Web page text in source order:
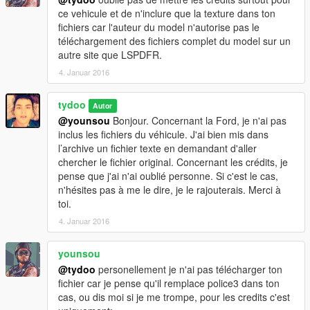
----------------------
Model : Desmond98
Texture Croix-Rouge Française : Tydoo
Texture Balisage Rouge-Jaune NIKKALITE avec Microprisme
intégré : Tydoo
Texture Microprisme uniquement : Tydoo
Sorry if I forget someone, Thanks every one !!!
ce vehicule et de n'inclure que la texture dans ton
fichiers car l'auteur du model n'autorise pas le
téléchargement des fichiers complet du model sur un
autre site que LSPDFR.
4. Januar 2016
tydoo Autor
@younsou Bonjour. Concernant la Ford, je n'ai pas
inclus les fichiers du véhicule. J'ai bien mis dans
l’archive un fichier texte en demandant d'aller
chercher le fichier original. Concernant les crédits, je
pense que j'ai n'ai oublié personne. Si c'est le cas,
n'hésites pas à me le dire, je le rajouterais. Merci à
toi.
4. Januar 2016
younsou
@tydoo personellement je n'ai pas télécharger ton
fichier car je pense qu'il remplace police3 dans ton
cas, ou dis moi si je me trompe, pour les credits c'est